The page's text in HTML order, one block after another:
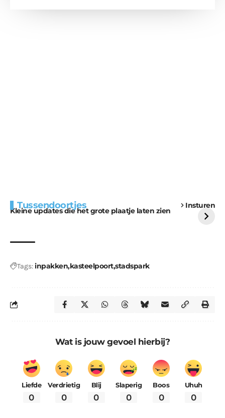
Tussendoortjes Insturen
Kleine updates die het grote plaatje laten zien
voor kabouters
uitdaging
Tags:inpakkenkasteelpoortstadspark
Wat is jouw gevoel hierbij?
Liefde
0
Verdrietig
0
Blij
0
Slaperig
0
Boos
0
Uhuh
0